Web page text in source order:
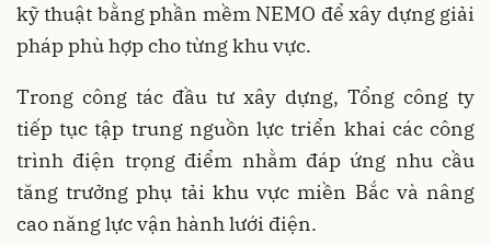
kỹ thuật bằng phần mềm NEMO để xây dựng giải
pháp phù hợp cho từng khu vực.
Trong công tác đầu tư xây dựng, Tổng công ty
tiếp tục tập trung nguồn lực triển khai các công
trình điện trọng điểm nhằm đáp ứng nhu cầu
tăng trưởng phụ tải khu vực miền Bắc và nâng
cao năng lực vận hành lưới điện.